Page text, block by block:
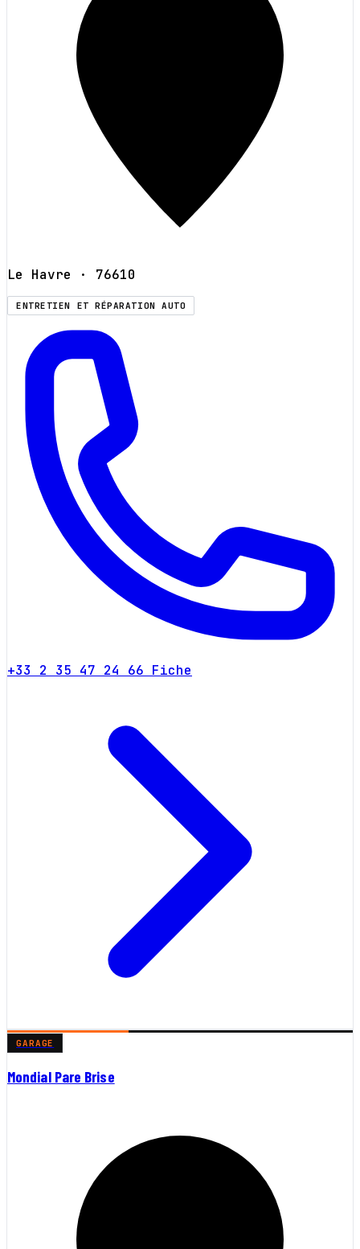
Le Havre · 76610
ENTRETIEN ET RÉPARATION AUTO
+33 2 35 47 24 66 Fiche
GARAGE
Mondial Pare Brise